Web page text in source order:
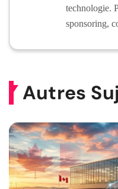
technologie.
sponsoring,
Autres